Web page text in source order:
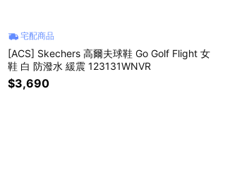
宅配商品
[ACS] Skechers 高爾夫球鞋 Go Golf Flight 女
鞋 白 防潑水 緩震 123131WNVR
$3,690